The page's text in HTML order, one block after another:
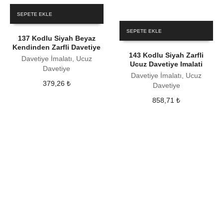
SEPETE EKLE
137 Kodlu Siyah Beyaz
Kendinden Zarfli Davetiye
Davetiye İmalatı, Ucuz
Davetiye
379,26 ₺
SEPETE EKLE
143 Kodlu Siyah Zarfli
Ucuz Davetiye Imalati
Davetiye İmalatı, Ucuz
Davetiye
858,71₺